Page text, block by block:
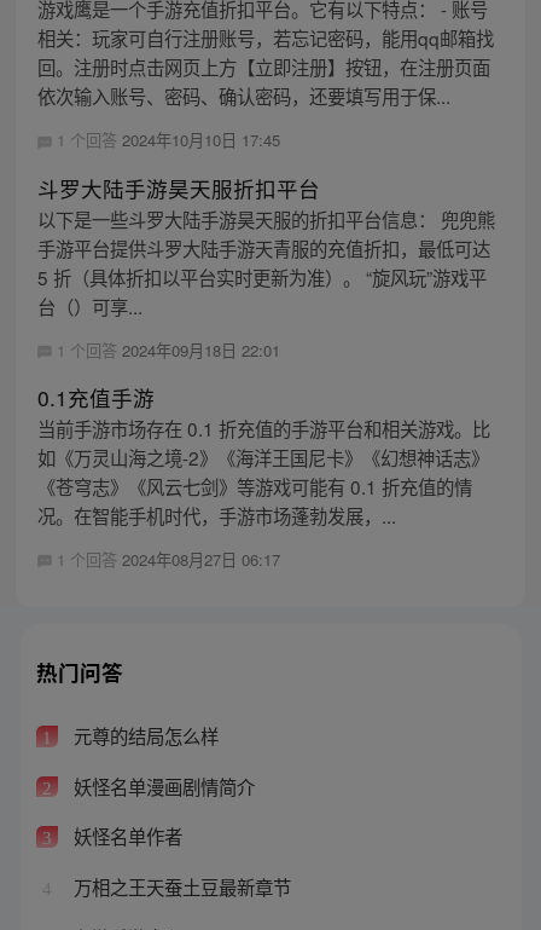
游戏鹰是一个手游充值折扣平台。它有以下特点： - 账号
相关：玩家可自行注册账号，若忘记密码，能用qq邮箱找
回。注册时点击网页上方【立即注册】按钮，在注册页面
依次输入账号、密码、确认密码，还要填写用于保...
1 个回答 2024年10月10日 17:45
斗罗大陆手游昊天服折扣平台
以下是一些斗罗大陆手游昊天服的折扣平台信息： 兜兜熊
手游平台提供斗罗大陆手游天青服的充值折扣，最低可达
5 折（具体折扣以平台实时更新为准）。 “旋风玩”游戏平
台（）可享...
1 个回答 2024年09月18日 22:01
0.1充值手游
当前手游市场存在 0.1 折充值的手游平台和相关游戏。比
如《万灵山海之境-2》《海洋王国尼卡》《幻想神话志》
《苍穹志》《风云七剑》等游戏可能有 0.1 折充值的情
况。在智能手机时代，手游市场蓬勃发展，...
1 个回答 2024年08月27日 06:17
热门问答
1 元尊的结局怎么样
2 妖怪名单漫画剧情简介
3 妖怪名单作者
4 万相之王天蚕土豆最新章节